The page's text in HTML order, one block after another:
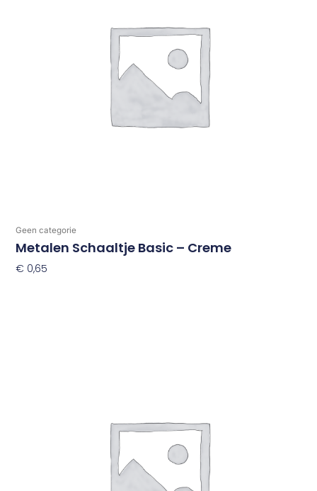
Geen categorie
Metalen Schaaltje Basic – Creme
€ 0,65